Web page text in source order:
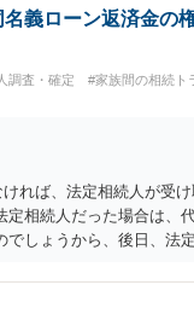
ります。
義ローン返済金の
調査・確定 #家族間の相続ト
れば、法定相続人が受
定相続人だった場合は、
でしょうから、後日、法